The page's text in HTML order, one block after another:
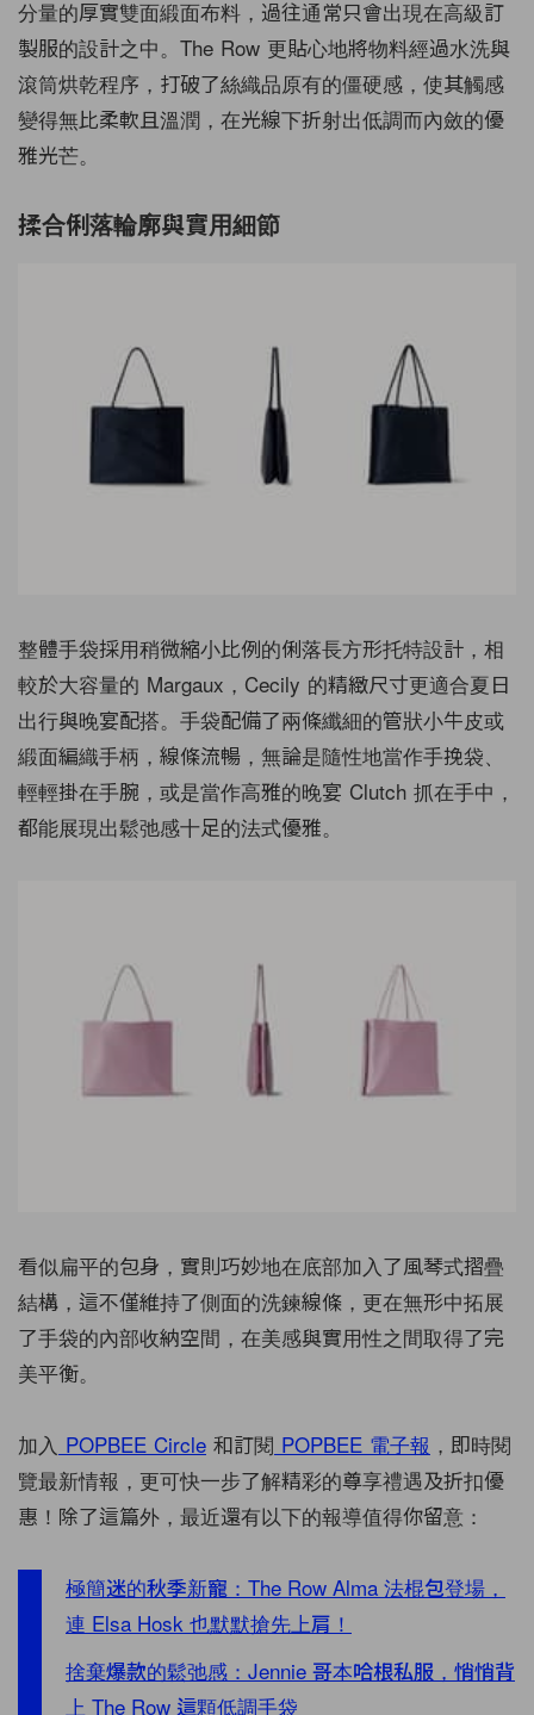
分量的厚實雙面緞面布料，過往通常只會出現在高級訂
製服的設計之中。The Row 更貼心地將物料經過水洗與
滾筒烘乾程序，打破了絲織品原有的僵硬感，使其觸感
變得無比柔軟且溫潤，在光線下折射出低調而內斂的優
雅光芒。
揉合俐落輪廓與實用細節
整體手袋採用稍微縮小比例的俐落長方形托特設計，相
較於大容量的 Margaux，Cecily 的精緻尺寸更適合夏日
出行與晚宴配搭。手袋配備了兩條纖細的管狀小牛皮或
緞面編織手柄，線條流暢，無論是隨性地當作手挽袋、
輕輕掛在手腕，或是當作高雅的晚宴 Clutch 抓在手中，
都能展現出鬆弛感十足的法式優雅。
看似扁平的包身，實則巧妙地在底部加入了風琴式摺疊
結構，這不僅維持了側面的洗鍊線條，更在無形中拓展
了手袋的內部收納空間，在美感與實用性之間取得了完
美平衡。
加入 POPBEE Circle 和訂閱 POPBEE 電子報 ，即時閱
覽最新情報，更可快一步了解精彩的尊享禮遇及折扣優
惠！除了這篇外，最近還有以下的報導值得你留意：
極簡迷的秋季新寵：The Row Alma 法棍包登場，
連 Elsa Hosk 也默默搶先上肩！
捨棄爆款的鬆弛感：Jennie 哥本哈根私服，悄悄背
上 The Row 這顆低調手袋